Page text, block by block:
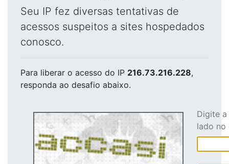
Seu IP fez diversas tentativas de
acessos suspeitos a sites hospedados
conosco.
Para liberar o acesso do IP 216.73.216.228,
responda ao desafio abaixo.
Digite
lado no